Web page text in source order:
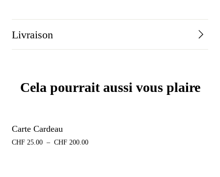
Livraison
Cela pourrait aussi vous plaire
Carte Cardeau
CHF 25.00 – CHF 200.00